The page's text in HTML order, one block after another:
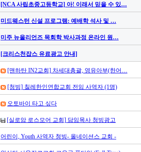
[NCA 사립초중고등학교] 아! 이래서 믿을 수 있…
미드웨스턴 신설 프로그램: 예배학 석사 및 …
미주 뉴올리언즈 목회학 박사과정 온라인 원…
[크리스천잡스 유료광고 안내]
[맨하탄 IN2교회] 차세대총괄, 영유아부(한어…
[청빙] 칠레한인연합교회 전임 사역자 (1명)
오토바이 타고 싶다
[실로암 로스모어 교회] 담임목사 청빙광고
어린이, Youth 사역자 청빙- 올네이션스 교회 -